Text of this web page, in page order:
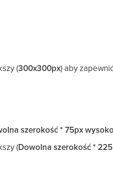
(300x300px) aby
szerokość * 75px
(Dowolna szerokość *